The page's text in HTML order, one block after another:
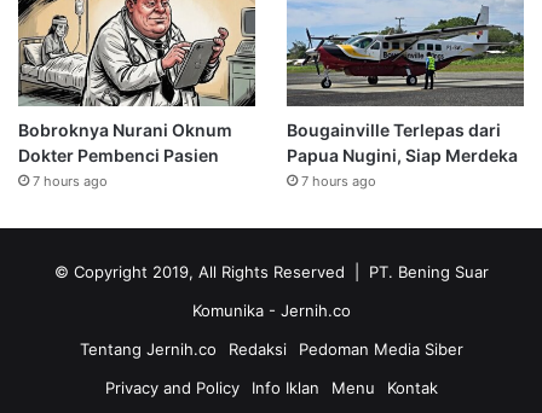
Bobroknya Nurani Oknum
Dokter Pembenci Pasien
7 hours ago
Bougainville Terlepas dari
Papua Nugini, Siap Merdeka
7 hours ago
© Copyright 2019, All Rights Reserved | PT. Bening Suar
Komunika - Jernih.co
Tentang Jernih.co
Redaksi
Pedoman Media Siber
Privacy and Policy
Info Iklan Menu Kontak